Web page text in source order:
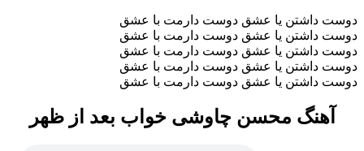
داشتن یا عشق دوست دارمت با عشق
داشتن یا عشق دوست دارمت با عشق
داشتن یا عشق دوست دارمت با عشق
داشتن یا عشق دوست دارمت با عشق
داشتن یا عشق دوست دارمت با عشق
محسن چاوشی خواب بعد از ظهر